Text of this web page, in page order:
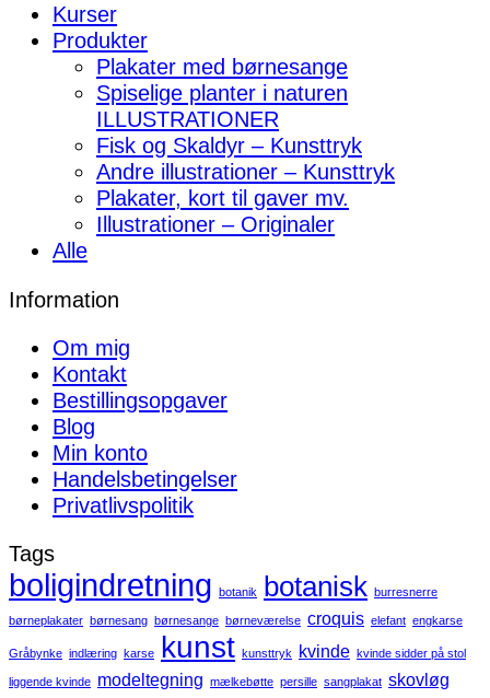
Kurser
Produkter
Plakater med børnesange
Spiselige planter i naturen
ILLUSTRATIONER
Fisk og Skaldyr – Kunsttryk
Andre illustrationer – Kunsttryk
Plakater, kort til gaver mv.
Illustrationer – Originaler
Alle
Information
Om mig
Kontakt
Bestillingsopgaver
Blog
Min konto
Handelsbetingelser
Privatlivspolitik
Tags
boligindretning botanik botanisk burresnerre
børneplakater børnesang børnesange børneværelse croquis elefant engkarse
Gråbynke indlæring karse kunst kunsttryk kvinde kvinde sidder på stol
liggende kvinde modeltegning mælkebøtte persille sangplakat skovløg